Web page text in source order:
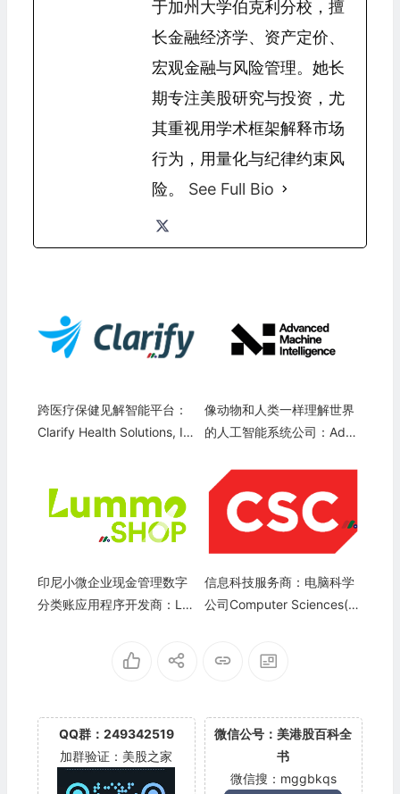
于加州大学伯克利分校，擅
长金融经济学、资产定价、
宏观金融与风险管理。她长
期专注美股研究与投资，尤
其重视用学术框架解释市场
行为，用量化与纪律约束风
险。 See Full Bio
跨医疗保健见解智能平台：
Clarify Health Solutions, In
像动物和人类一样理解世界
的人工智能系统公司：Adva
（AMI Labs）
印尼小微企业现金管理数字
分类账应用程序开发商：Lu
信息科技服务商：电脑科学
公司Computer Sciences(C
QQ群：249342519
加群验证：美股之家
微信公号：美港股百科全
书
微信搜：mggbkqs